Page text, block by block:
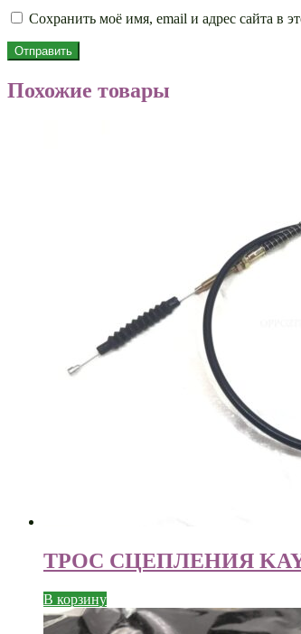
Сохранить моё имя, email и адрес сайта в
Похожие товары
ТРОС СЦЕПЛЕНИЯ
В корзину